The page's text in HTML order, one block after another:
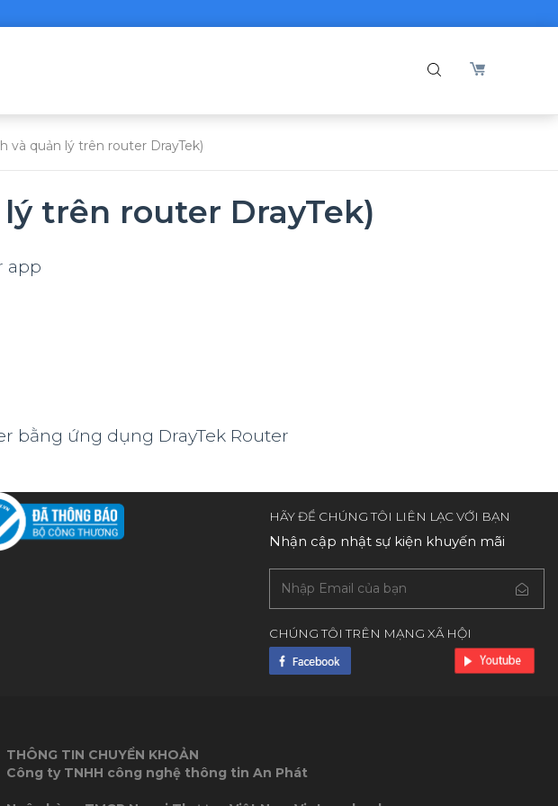
và quản lý trên router DrayTek)
trên router DrayTek)
app
bằng ứng dụng DrayTek Router
HÃY ĐỂ CHÚNG TÔI LIÊN LẠC VỚI BẠN
Nhận cập nhật sự kiện khuyến mãi
CHÚNG TÔI TRÊN MẠNG XÃ HỘI
THÔNG TIN CHUYỂN KHOẢN
Công ty TNHH công nghệ thông tin An Phát